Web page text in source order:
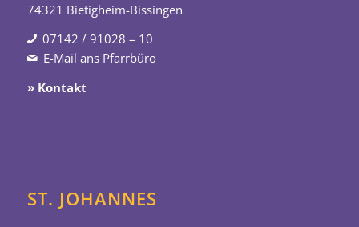
74321 Bietigheim-Bissingen
07142 / 91028 – 10
E-Mail ans Pfarrbüro
» Kontakt
ST. JOHANNES